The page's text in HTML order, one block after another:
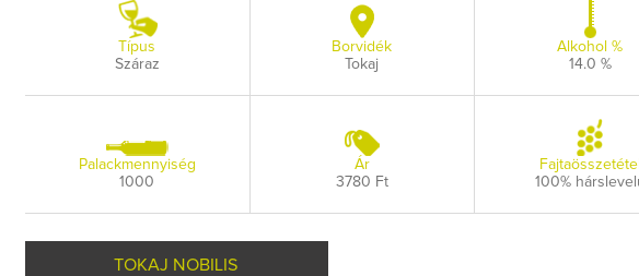
Típus
Száraz
Borvidék
Tokaj
Alkohol %
14.0 %
Palackmennyiség
1000
Ár
3780 Ft
Fajtaösszetétel
100%
TOKAJ NOBILIS